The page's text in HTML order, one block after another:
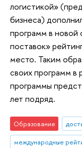
логистикой»
бизнеса)
программ в новой
поставок»
место. Таким
своих программ в
программы
лет подряд.
Образование
международные